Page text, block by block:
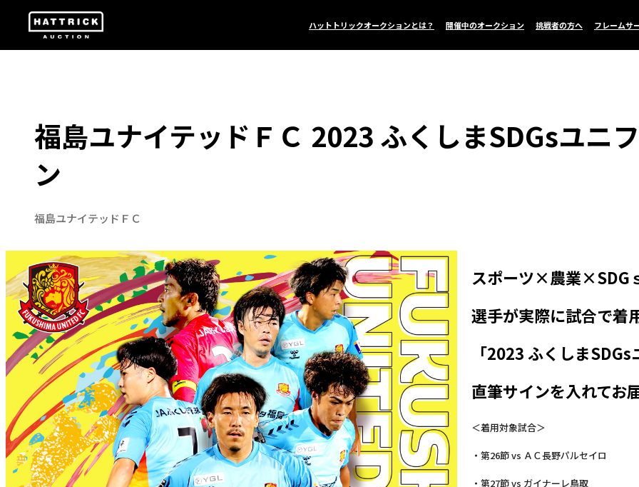
ハットトリックオークションとは？ 開催中のオークション 挑戦者の方へ フレームサ
福島ユナイテッドＦＣ 2023 ふくしまSDGsユニ
ン
福島ユナイテッドＦＣ
スポーツ×農業×SDG
選手が実際に試合で着
「2023 ふくしま
直筆サインを入れてお
＜着用対象試合＞
・第26節 vs ＡＣ長野パルセイロ
・第27節 vs ガイナーレ鳥取